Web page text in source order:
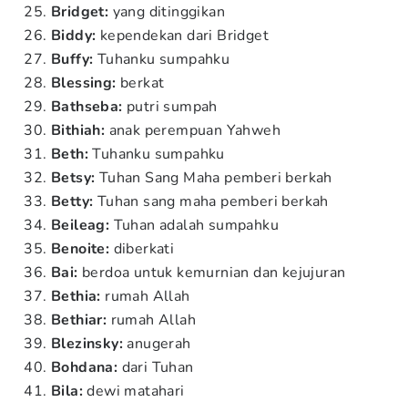
Bridget: yang ditinggikan
Biddy: kependekan dari Bridget
Buffy: Tuhanku sumpahku
Blessing: berkat
Bathseba: putri sumpah
Bithiah: anak perempuan Yahweh
Beth:Tuhanku sumpahku
Betsy: Tuhan Sang Maha pemberi berkah
Betty: Tuhan sang maha pemberi berkah
Beileag: Tuhan adalah sumpahku
Benoite: diberkati
Bai: berdoa untuk kemurnian dan kejujuran
Bethia: rumah Allah
Bethiar: rumah Allah
Blezinsky: anugerah
Bohdana: dari Tuhan
Bila:dewi matahari